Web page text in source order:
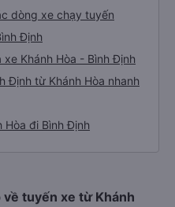
dòng xe chạy tuyến
Định
Khánh Hòa - Bình Định
Định từ Khánh Hòa nhanh
đi Bình Định
tuyến xe từ Khánh